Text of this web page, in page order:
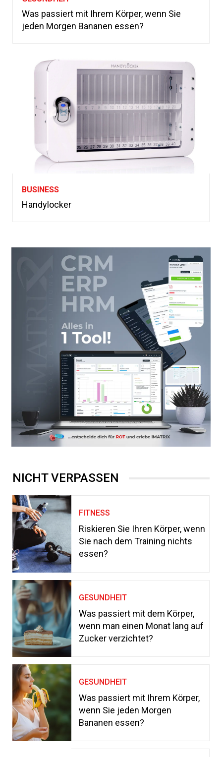
Was passiert mit Ihrem Körper, wenn Sie
jeden Morgen Bananen essen?
BUSINESS
Handylocker
NICHT VERPASSEN
FITNESS
Riskieren Sie Ihren Körper, wenn
Sie nach dem Training nichts
essen?
GESUNDHEIT
Was passiert mit dem Körper,
wenn man einen Monat lang auf
Zucker verzichtet?
GESUNDHEIT
Was passiert mit Ihrem Körper,
wenn Sie jeden Morgen
Bananen essen?